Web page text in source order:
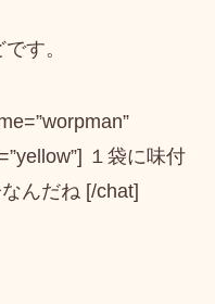
す。
１袋に味付
んだね [/chat]